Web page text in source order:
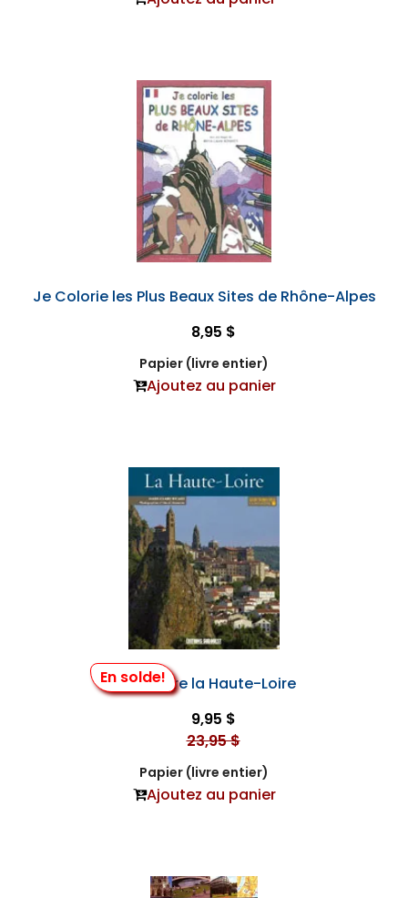
Je Colorie les Plus Beaux Sites de Rhône-Alpes
8,95 $
Papier (livre entier)
Ajoutez au panier
En solde!
Connaître la Haute-Loire
9,95 $
23,95 $
Papier (livre entier)
Ajoutez au panier